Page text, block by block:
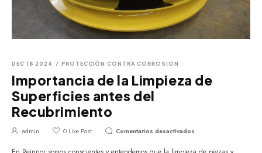
DEC 18 2024 / PROTECCIÓN CONTRA CORROSION
Importancia de la Limpieza de
Superficies antes del
Recubrimiento
admin 0 Like Post Comentarios desactivados